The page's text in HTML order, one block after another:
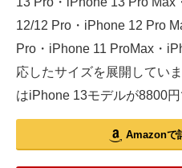
12/12 Pro・iPhone 12 Pro
Pro・iPhone 11 ProMax・
応したサイズを展開してい
はiPhone 13モデルが8800円
Amazonで